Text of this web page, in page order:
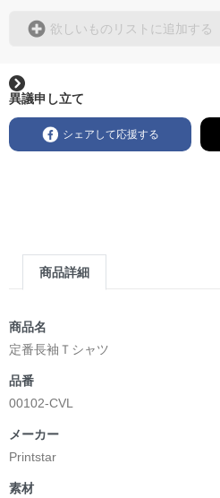
欲しいものリストに追加する
異議申し立て
シェアして応援する
商品詳細
商品名
定番長袖Ｔシャツ
品番
00102-CVL
メーカー
Printstar
素材